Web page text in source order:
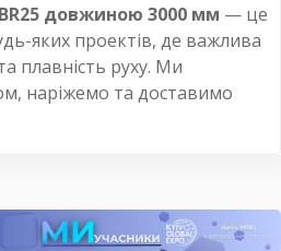
довжиною 3000 мм — це
яких проектів, де важлива
плавність руху. Ми
наріжемо та доставимо